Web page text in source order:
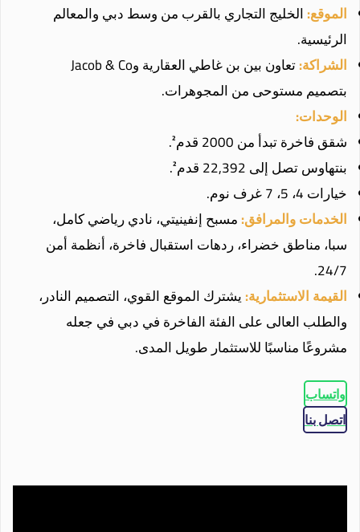
الموقع:الخليج التجاري بالقرب من وسط دبي والمعالم
الرئيسية.
الشراكة:
تعاون بين بن غاطي العقارية وJacob & Co
بتصميم مستوحى من المجوهرات.
الوحدات:
شقق فاخرة تبدأ من 2000 قدم².
بنتهاوس تصل إلى 22,392 قدم².
خيارات 4، 5، 7 غرف نوم.
الخدمات والمرافق:مسبح إنفينيتي، نادي رياضي كامل،
سبا، مناطق خضراء، ردهات استقبال فاخرة، أنظمة أمن
24/7.
القيمة الاستثمارية:يشترك الموقع القوي، التصميم النادر،
والطلب العالى على الفئة الفاخرة في دبي في جعله
مشروعًا مناسبًا للاستثمار طويل المدى.
واتساب
اتصل بنا